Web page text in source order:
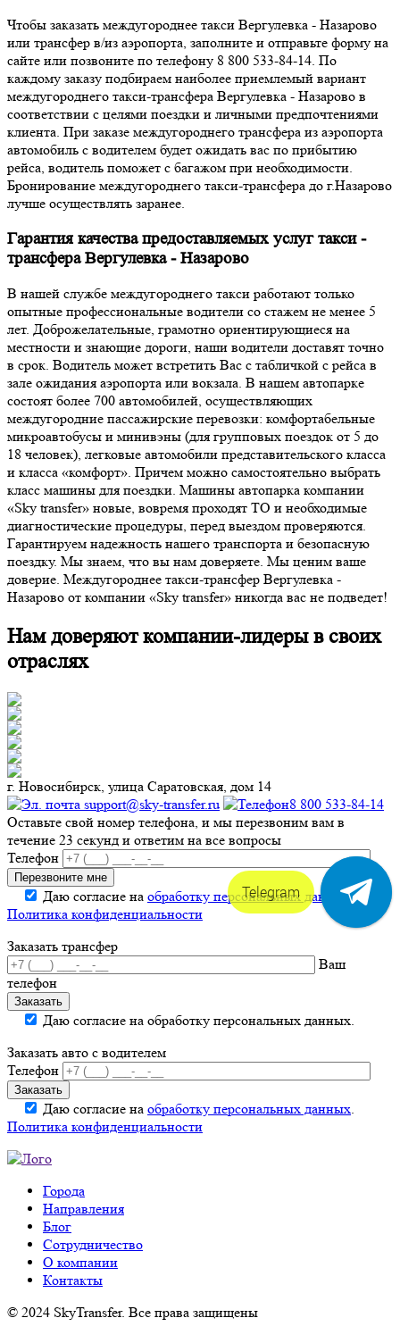
Чтобы заказать междугороднее такси Вергулевка - Назарово
или трансфер в/из аэропорта, заполните и отправьте форму на
сайте или позвоните по телефону 8 800 533-84-14. По
каждому заказу подбираем наиболее приемлемый вариант
междугороднего такси-трансфера Вергулевка - Назарово в
соответствии с целями поездки и личными предпочтениями
клиента. При заказе междугороднего трансфера из аэропорта
автомобиль с водителем будет ожидать вас по прибытию
рейса, водитель поможет с багажом при необходимости.
Бронирование междугороднего такси-трансфера до г.Назарово
лучше осуществлять заранее.
Гарантия качества предоставляемых услуг такси -
трансфера Вергулевка - Назарово
В нашей службе междугороднего такси работают только
опытные профессиональные водители со стажем не менее 5
лет. Доброжелательные, грамотно ориентирующиеся на
местности и знающие дороги, наши водители доставят точно
в срок. Водитель может встретить Вас с табличкой с рейса в
зале ожидания аэропорта или вокзала. В нашем автопарке
состоят более 700 автомобилей, осуществляющих
междугородние пассажирские перевозки: комфортабельные
микроавтобусы и минивэны (для групповых поездок от 5 до
18 человек), легковые автомобили представительского класса
и класса «комфорт». Причем можно самостоятельно выбрать
класс машины для поездки. Машины автопарка компании
«Sky transfer» новые, вовремя проходят ТО и необходимые
диагностические процедуры, перед выездом проверяются.
Гарантируем надежность нашего транспорта и безопасную
поездку. Мы знаем, что вы нам доверяете. Мы ценим ваше
доверие. Междугороднее такси-трансфер Вергулевка -
Назарово от компании «Sky transfer» никогда вас не подведет!
Нам доверяют компании-лидеры в своих
отраслях
г. Новосибирск, улица Саратовская, дом 14
support@sky-transfer.ru
8 800 533-84-14
Оставьте свой номер телефона, и мы перезвоним вам в
течение 23 секунд и ответим на все вопросы
Телефон
Даю согласие на обработку персональных данных.
Политика конфиденциальности
Заказать трансфер
Ваш
телефон
Даю согласие на обработку персональных данных.
Заказать авто с водителем
Телефон
Даю согласие на обработку персональных данных.
Политика конфиденциальности
Города
Направления
Блог
Сотрудничество
О компании
Контакты
© 2024 SkyTransfer. Все права защищены
Telegram